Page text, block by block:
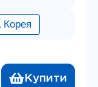
Корея
чорнило InkTec,
Купити